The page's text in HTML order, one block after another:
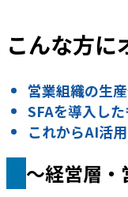
こんな方に
営業組織の生
SFAを導入し
これからAI活
〜経営層